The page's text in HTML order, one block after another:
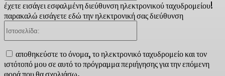
έχετε εισάγει εσφαλμένη διεύθυνση ηλεκτρονικού ταχυδρομείου!
παρακαλώ εισάγετε εδώ την ηλεκτρονική σας διεύθυνση
αποθηκεύστε το όνομα, το ηλεκτρονικό ταχυδρομείο και τον
ιστότοπό μου σε αυτό το πρόγραμμα περιήγησης για την επόμενη